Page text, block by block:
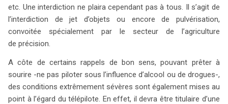
etc. Une interdiction ne plaira cependant pas à tous. Il s’agit de
l’interdiction de jet d’objets ou encore de pulvérisation,
convoitée spécialement par le secteur de l’agriculture
de précision.
A côte de certains rappels de bon sens, pouvant prêter à
sourire -ne pas piloter sous l’influence d’alcool ou de drogues-,
des conditions extrêmement sévères sont également mises au
point à l’égard du télépilote. En effet, il devra être titulaire d’une